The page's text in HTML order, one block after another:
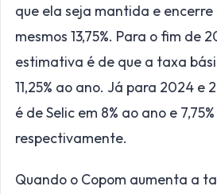
que ela seja mantida e encerre
mesmos 13,75%. Para o fim de
estimativa é de que a taxa
11,25% ao ano. Já para 2024 e
é de Selic em 8% ao ano e
respectivamente.
Quando o Copom aumenta a